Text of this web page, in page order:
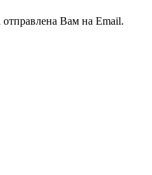
Вам на Email.